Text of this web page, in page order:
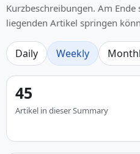
Kurzbeschreibungen. Am
liegenden Artikel springen
Daily Weekly
45
Artikel in dieser Summary